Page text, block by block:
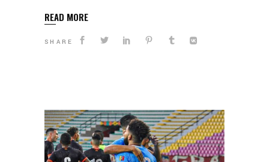
READ MORE
SHARE